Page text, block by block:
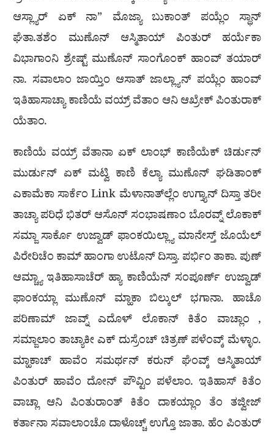
ಆಸ್ಲ್ಯಾರ್ ಏಕ್ ನಾ” ಮೊಜ್ಯಾ ಬುಕಾಂತ್ ಪಯ್ಲೆಂ ಸ್ಥಾನ್
ಘೆತಾ.ತಶೆಂ ಮುಣೊನ್ ಆಸ್ಮಿತಾಯ್ ಪಿಂತುರ್ ಹರ್ಯೆಕಾ
ವಿಭಾಗಾಂನಿ ಶ್ರೇಷ್ಟ್ ಮುಣೊನ್ ಸಾಂಗೊಂಕ್ ಹಾಂವ್ ತಯಾರ್
ನಾ. ಸವಾಲಾಂ ಜಾಯ್ತಿಂ ಆಸಾತ್ ಜಾಲ್ಲ್ಯಾನ್ ಪಯ್ಲೆಂ ಹಾಂವ್
ಇತಿಹಾಸಾಚ್ಯಾ ಕಾಣಿಯೆ ವಯ್ರ್ ವೆತಾಂ ಆನಿ ಆಖ್ರೇಕ್ ಪಿಂತುರಾಕ್
ಯೆತಾಂ.
ಕಾಣಿಯೆ ವಯ್ರ್ ವೆತಾನಾ ಏಕ್ ಲಾಂಭ್ ಕಾಣಿಯೆಕ್ ಚಿರ್ಡುನ್
ಮುರ್ಡುನ್ ಏಕ್ ಮಟ್ವಿ ಕಾಣಿ ಕೆಲ್ಯಾ ಮುಣೊನ್ ಘಡಿತಾಂಕ್
ಎಕಾಮೆಕಾ ಸಾರ್ಕೆಂ Link ಮೆಳಾನಾತ್‌ಲ್ಲೆಂ ಉಗ್ತ್ಯಾನ್ ದಿಸ್ತಾ ತರೀ
ತಾಚ್ಯಾ ಪರಿಧೆ ಭಿತರ್ ಆಸೊನ್ ಸಂಭಾಷಣಾಂ ಬೊರವ್ನ್ ಲೊಕಾಕ್
ಸಮ್ಜಾ ಸಾರ್ಕೊ ಉಜ್ವಾಡ್ ಫಾಂಕಯಿಲ್ಲ್ಯಾ ಮಾನೇಸ್ತ್ ಜೊಯೆಲ್
ಪಿರೇರಿಚೆಂ ಕಾಮ್ ಹಾಂಗಾ ಉಟೊನ್ ದಿಸ್ತಾ. ಪರ್ಭಿಂ ತಾಕಾ. ಪುಣ್
ಆಮ್ಚ್ಯಾ ಇತಿಹಾಸಾಚೆರ್ ಹ್ಯಾ ಕಾಣಿಯೆನ್ ಸಂಪೂರ್ಣ್ ಉಜ್ವಾಡ್
ಫಾಂಕಯ್ಲಾ ಮುಣೊನ್ ಮ್ಹಾಕಾ ಬಿಲ್ಕುಲ್ ಭಗಾನಾ. ಹಾಚೊ
ಪರಿಣಾಮ್ ಜಾವ್ನ್ ಎದೊಳ್ ಲೊಕಾನ್ ಕಿತೆಂ ವಾಚ್ಲಾಂ ,
ಸಮ್ಜಾಲಾಂ ತಾಚ್ಯಾಕೀ ಎಕ್ ದುಸ್ರೆಂಚ್ ಚಿತ್ರಣ್ ಪಳೆಂವ್ಕ್ ಮೆಳ್ಳಾಂ.
ಮ್ಹಾಕಾಚ್ ಹಾವೆಂ ಸಮರ್ಥನ್ ಕರುನ್ ಘೆಂವ್ಕ್ ಆಸ್ಮಿತಾಯ್
ಪಿಂತುರ್ ಹಾವೆಂ ದೋನ್ ಪೌವ್ಟಿಂ ಪಳೆಲಾಂ. ಇತಿಹಾಸ್ ಕಿತೆಂ
ವಾಚ್ಲಾ ಆನಿ ಪಿಂತುರಾಂತ್ ಕಿತೆಂ ದಾಕಯ್ಲಾಂ ತೆಂ ತಜ್ವೀಜ್
ಕರ್ತಾನಾ ಸವಾಲಾಂಚೊ ದಾಳೊಚ್ಚ್ ಉಗ್ತೊ ಜಾತಾ. ಹೆಂ ಪಿಂತುರ್